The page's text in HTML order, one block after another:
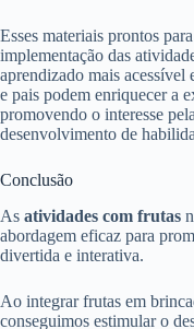
Esses materiais prontos
implementação das
aprendizado mais
e pais podem enriquecer a
promovendo o interesse
desenvolvimento de
Conclusão
As atividades com frutas
abordagem eficaz para
divertida e interativa.
Ao integrar frutas em
conseguimos estimular o